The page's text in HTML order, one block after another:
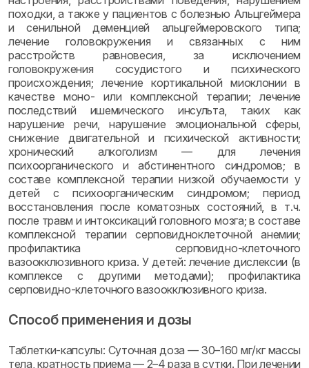
походки, а также у пациентов с болезнью Альцгеймера
и сенильной деменцией альцгеймеровского типа;
лечение головокружения и связанных с ним
расстройств равновесия, за исключением
головокружения сосудистого и психического
происхождения; лечение кортикальной миоклонии в
качестве моно- или комплексной терапии; лечение
последствий ишемического инсульта, таких как
нарушение речи, нарушение эмоциональной сферы,
снижение двигательной и психической активности;
хронический алкоголизм — для лечения
психоорганического и абстинентного синдромов; в
составе комплексной терапии низкой обучаемости у
детей с психоорганическим синдромом; период
восстановления после коматозных состояний, в т.ч.
после травм и интоксикаций головного мозга; в составе
комплексной терапии серповидноклеточной анемии;
профилактика серповидно-клеточного
вазоокклюзивного криза. У детей: лечение дислексии (в
комплексе с другими методами); профилактика
серповидно-клеточного вазоокклюзивного криза.
Способ применения и дозы
Таблетки-капсулы: Суточная доза — 30–160 мг/кг массы
тела, кратность приема — 2–4 раза в сутки. При лечении